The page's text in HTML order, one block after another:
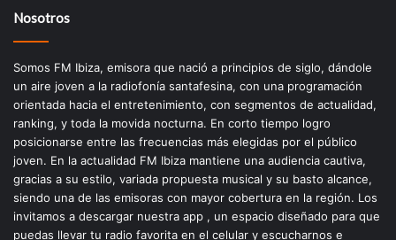
Nosotros
Somos FM Ibiza, emisora que nació a principios de siglo, dándole
un aire joven a la radiofonía santafesina, con una programación
orientada hacia el entretenimiento, con segmentos de actualidad,
ranking, y toda la movida nocturna. En corto tiempo logro
posicionarse entre las frecuencias más elegidas por el público
joven. En la actualidad FM Ibiza mantiene una audiencia cautiva,
gracias a su estilo, variada propuesta musical y su basto alcance,
siendo una de las emisoras con mayor cobertura en la región. Los
invitamos a descargar nuestra app , un espacio diseñado para que
puedas llevar tu radio favorita en el celular y escucharnos e